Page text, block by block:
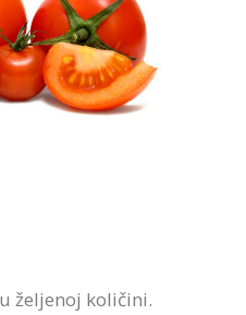
željenoj količini.